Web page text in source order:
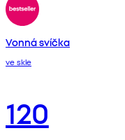
Vonná svíčka
ve skle
120